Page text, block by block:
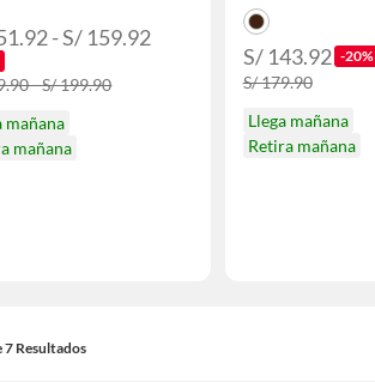
- S/ 159.92
- S/ 199.90
mañana
mañana
S/ 143.92 -20%
S/ 179.90
Llega mañana
Retira mañana
7 Resultados